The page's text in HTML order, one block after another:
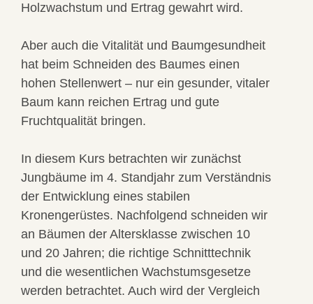
Holzwachstum und Ertrag gewahrt wird.
Aber auch die Vitalität und Baumgesundheit
hat beim Schneiden des Baumes einen
hohen Stellenwert – nur ein gesunder, vitaler
Baum kann reichen Ertrag und gute
Fruchtqualität bringen.
In diesem Kurs betrachten wir zunächst
Jungbäume im 4. Standjahr zum Verständnis
der Entwicklung eines stabilen
Kronengerüstes. Nachfolgend schneiden wir
an Bäumen der Altersklasse zwischen 10
und 20 Jahren; die richtige Schnitttechnik
und die wesentlichen Wachstumsgesetze
werden betrachtet. Auch wird der Vergleich